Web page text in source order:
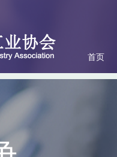
首页
会
务
规
区
们